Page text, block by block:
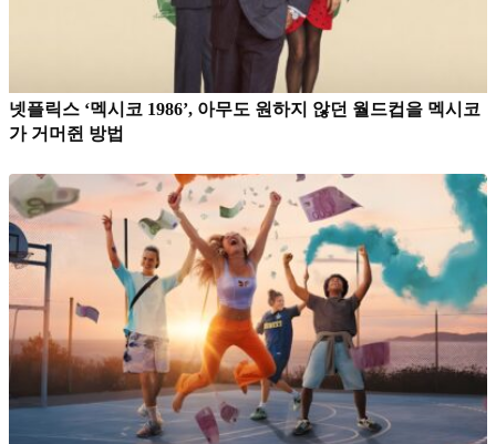
넷플릭스 ‘멕시코 1986’, 아무도 원하지 않던 월드컵을 멕시코
가 거머쥔 방법